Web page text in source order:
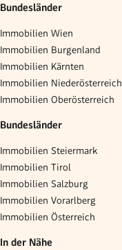
Bundesländer
Immobilien Wien
Immobilien Burgenland
Immobilien Kärnten
Immobilien Niederösterreich
Immobilien Oberösterreich
Bundesländer
Immobilien Steiermark
Immobilien Tirol
Immobilien Salzburg
Immobilien Vorarlberg
Immobilien Österreich
In der Nähe